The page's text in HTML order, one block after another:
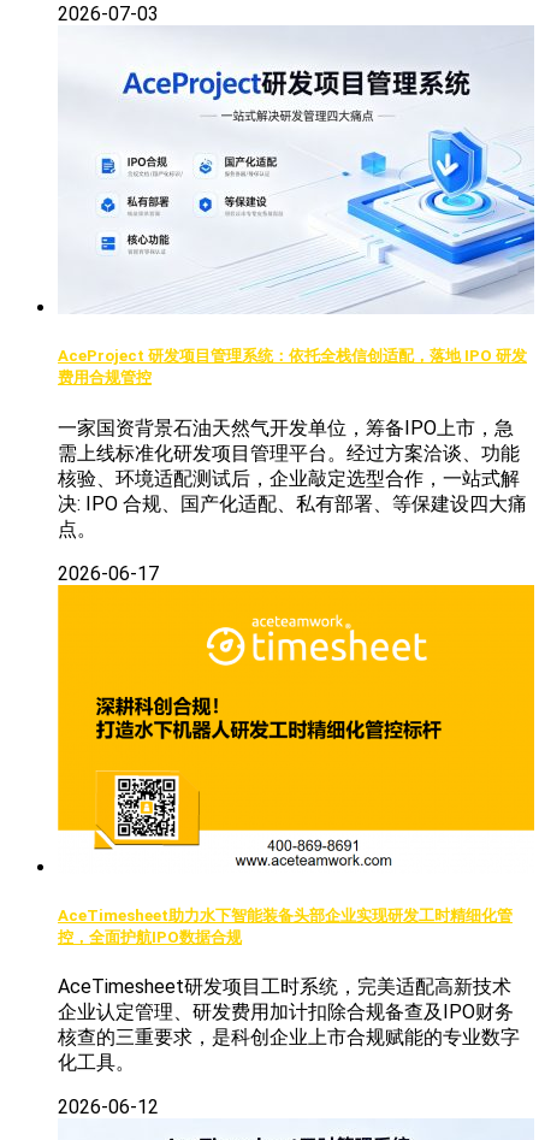
2026-07-03
AceProject 研发项目管理系统：依托全栈信创适配，落地 IPO 研发
费用合规管控
一家国资背景石油天然气开发单位，筹备IPO上市，急
需上线标准化研发项目管理平台。经过方案洽谈、功能
核验、环境适配测试后，企业敲定选型合作，一站式解
决: IPO 合规、国产化适配、私有部署、等保建设四大痛
点。
2026-06-17
AceTimesheet助力水下智能装备头部企业实现研发工时精细化管
控，全面护航IPO数据合规
AceTimesheet研发项目工时系统，完美适配高新技术
企业认定管理、研发费用加计扣除合规备查及IPO财务
核查的三重要求，是科创企业上市合规赋能的专业数字
化工具。
2026-06-12